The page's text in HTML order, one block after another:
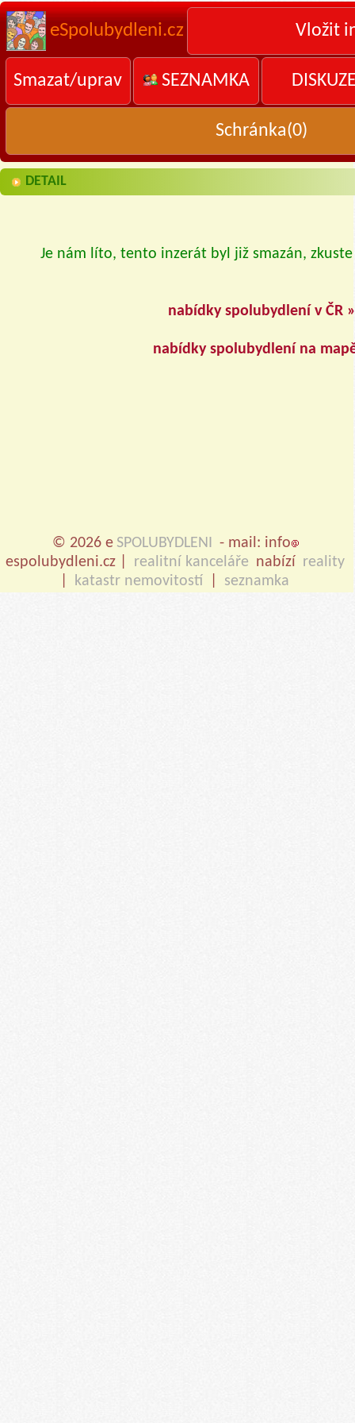
eSpolubydleni.cz Vložit
Smazat/uprav SEZNAMKA
Schránka(0)
DETAIL
Je nám líto, tento inzerát byl již smazán,
nabídky spolubydlení v ČR »
nabídky spolubydlení na
© 2026 e SPOLUBYDLENI - mail: info
espolubydleni.cz |
realitní kanceláře nabízí reality
katastr nemovitostí seznamka